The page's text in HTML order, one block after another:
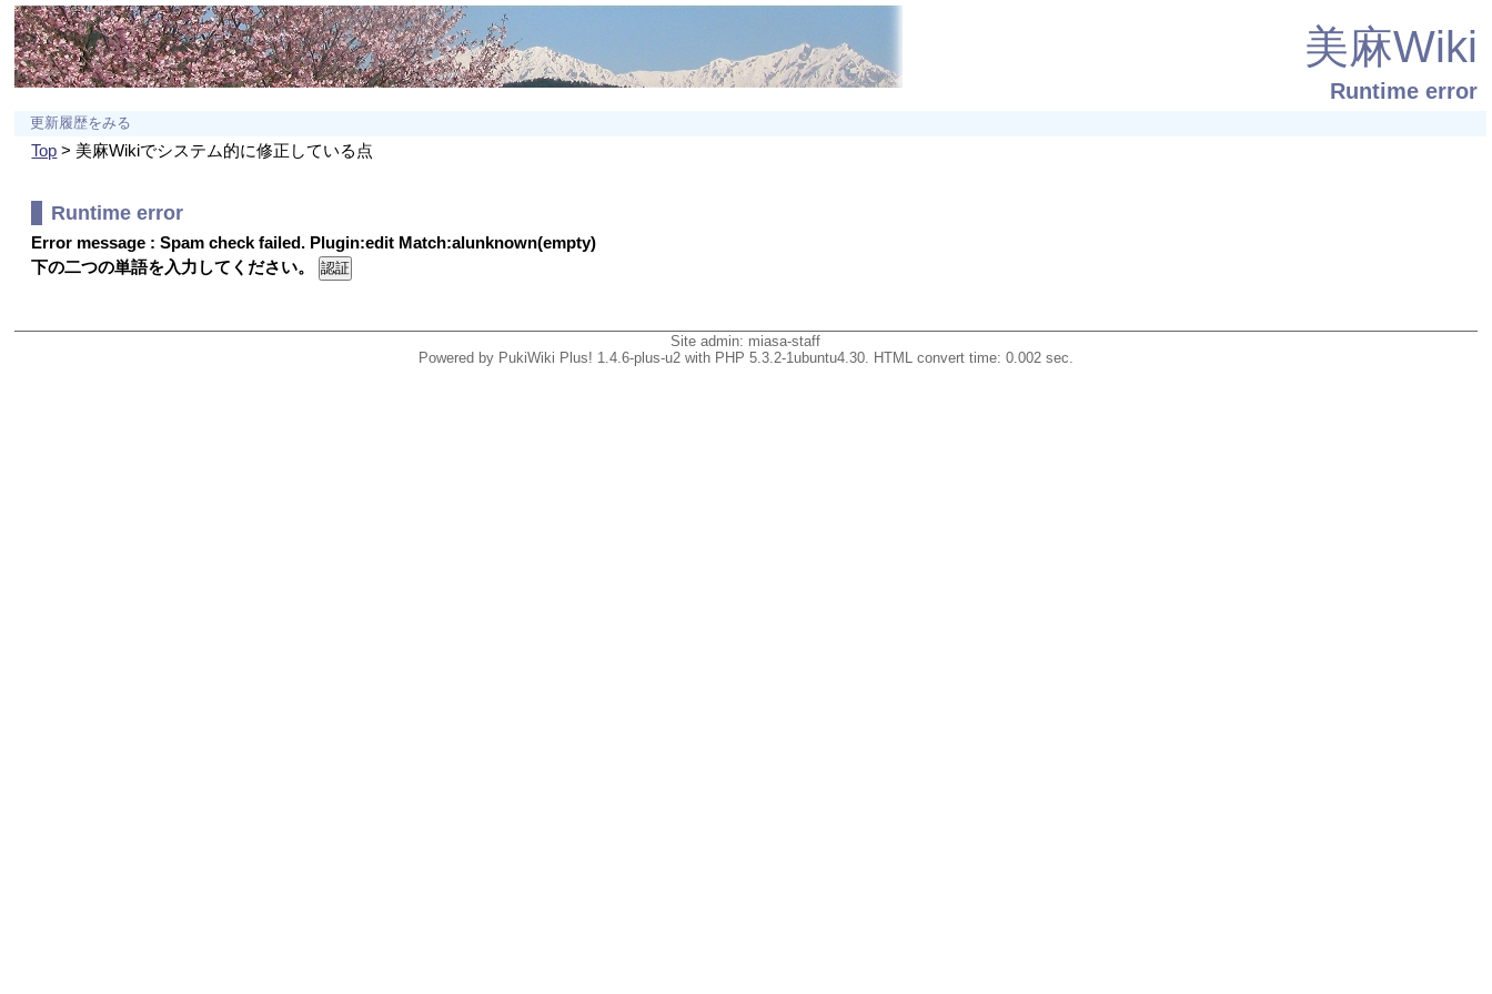
美麻Wiki
Runtime error
更新履歴をみる
Top > 美麻Wikiでシステム的に修正している点
Runtime error
Error message : Spam check failed. Plugin:edit Match:alunknown(empty)
下の二つの単語を入力してください。
Site admin: miasa-staff
Powered by PukiWiki Plus! 1.4.6-plus-u2 with PHP 5.3.2-1ubuntu4.30. HTML convert time: 0.002 sec.